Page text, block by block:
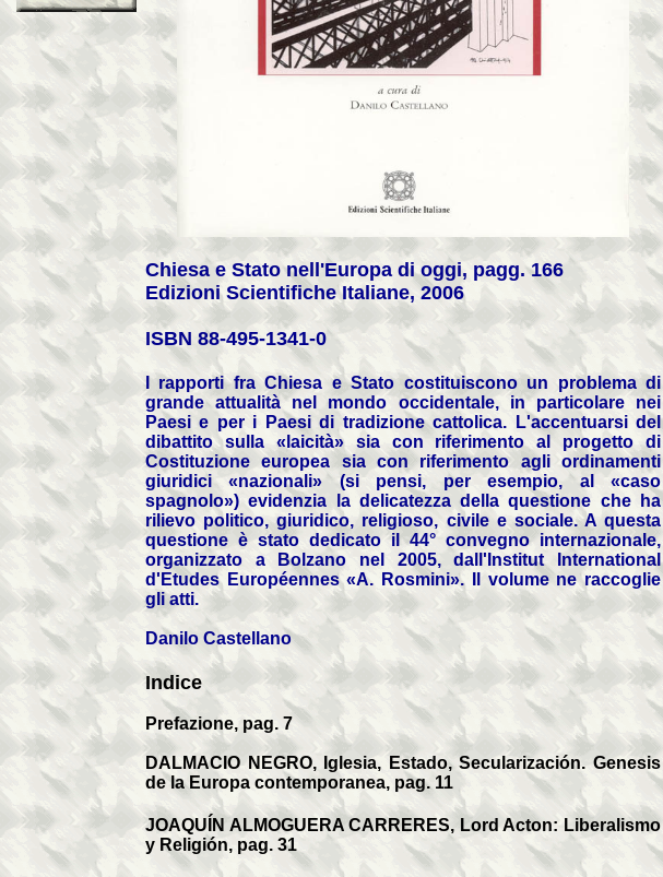
Chiesa e Stato nell'Europa di oggi, pagg. 166
Edizioni Scientifiche Italiane, 2006
ISBN 88-495-1341-0
I rapporti fra Chiesa e Stato costituiscono un problema di
grande attualità nel mondo occidentale, in particolare nei
Paesi e per i Paesi di tradizione cattolica. L'accentuarsi del
dibattito sulla «laicità» sia con riferimento al progetto di
Costituzione europea sia con riferimento agli ordinamenti
giuridici «nazionali» (si pensi, per esempio, al «caso
spagnolo») evidenzia la delicatezza della questione che ha
rilievo politico, giuridico, religioso, civile e sociale. A questa
questione è stato dedicato il 44° convegno internazionale,
organizzato a Bolzano nel 2005,dall'Institut International
d'Etudes Européennes «A. Rosmini». Il volume ne raccoglie
gli atti.
Danilo Castellano
Indice
Prefazione, pag. 7
DALMACIO NEGRO, Iglesia, Estado, Secularización. Genesis
de la Europa contemporanea, pag. 11
JOAQUÍN ALMOGUERA CARRERES, Lord Acton: Liberalismo
y Religión, pag. 31